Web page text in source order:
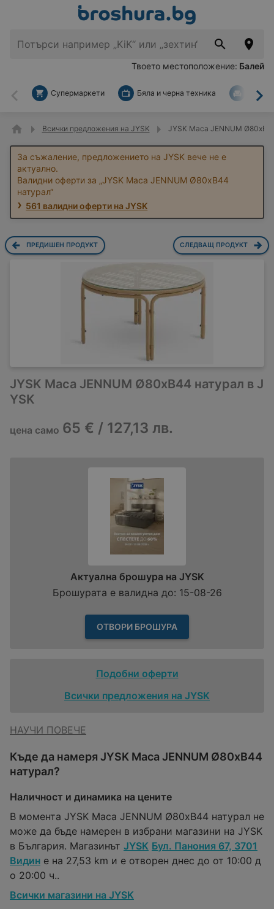
Твоето местоположение: Балей
Назад
Супермаркети Бяла и черна техника За
Всички предложения на JYSK JYSK Маса JENNUM
За съжаление, предложението на JYSK вече не е
актуално.
Валидни оферти за „JYSK Маса JENNUM Ø80xВ44
натурал“
561 валидни оферти на JYSK
ПРЕДИШЕН ПРОДУКТ СЛЕДВАЩ ПРОДУКТ
JYSK Маса JENNUM Ø80xВ44 натурал в J
YSK
цена само 65 € / 127,13 лв.
Актуална брошура на JYSK
Брошурата е валидна до: 15-08-26
ОТВОРИ БРОШУРА
Подобни оферти
Всички предложения на JYSK
НАУЧИ ПОВЕЧЕ
Къде да намеря JYSK Маса JENNUM Ø80xВ44
натурал?
Наличност и динамика на цените
В момента JYSK Маса JENNUM Ø80xВ44 натурал не
може да бъде намерен в избрани магазини на JYSK
в България. Магазинът JYSK Бул. Панония 67, 3701
Видин е на 27,53 km и е отворен днес до от 10:00 д
о 20:00 ч..
Всички магазини на JYSK